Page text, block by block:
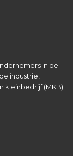
in de
industrie,
kleinbedrijf (MKB).